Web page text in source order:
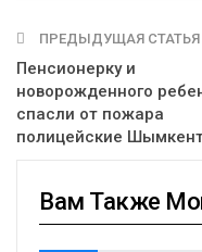
ПРЕДЫДУЩАЯ СТАТЬЯ
Пенсионерку и
новорожденного
спасли от пожара
полицейские
Вам Также